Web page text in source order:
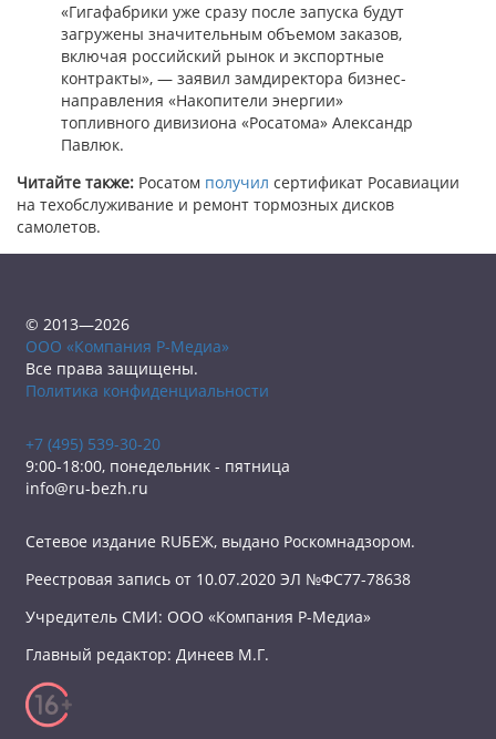
«Гигафабрики уже сразу после запуска будут
загружены значительным объемом заказов,
включая российский рынок и экспортные
контракты», — заявил замдиректора бизнес-
направления «Накопители энергии»
топливного дивизиона «Росатома» Александр
Павлюк.
Читайте также: Росатом получил сертификат Росавиации
на техобслуживание и ремонт тормозных дисков
самолетов.
© 2013—2026
ООО «Компания Р-Медиа»
Все права защищены.
Политика конфиденциальности
+7 (495) 539-30-20
9:00-18:00, понедельник - пятница
info@ru-bezh.ru
Сетевое издание RUБЕЖ, выдано Роскомнадзором.
Реестровая запись от 10.07.2020 ЭЛ №ФС77-78638
Учредитель СМИ: ООО «Компания Р-Медиа»
Главный редактор: Динеев М.Г.